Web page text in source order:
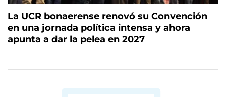
La UCR bonaerense renovó su Convención
en una jornada política intensa y ahora
apunta a dar la pelea en 2027